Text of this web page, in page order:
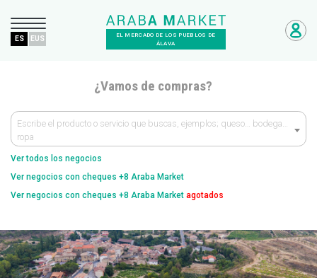
EL MERCADO DE LOS PUEBLOS DE
ÁLAVA
ES EUS
¿Vamos de compras?
Escribe el producto o servicio que buscas, ejemplos; queso… bodega…
ropa
Ver todos los negocios
Ver negocios con cheques +8 Araba Market
Ver negocios con cheques +8 Araba Market agotados